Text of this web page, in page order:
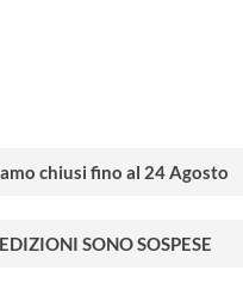
chiusi fino al 24 Agosto
SONO SOSPESE